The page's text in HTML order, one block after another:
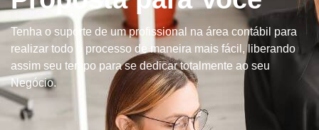
Tenha o suporte de um profissional na área contábil para
realizar todo o processo de maneira mais fácil, liberando
assim seu tempo para se dedicar totalmente ao seu
Negócio.